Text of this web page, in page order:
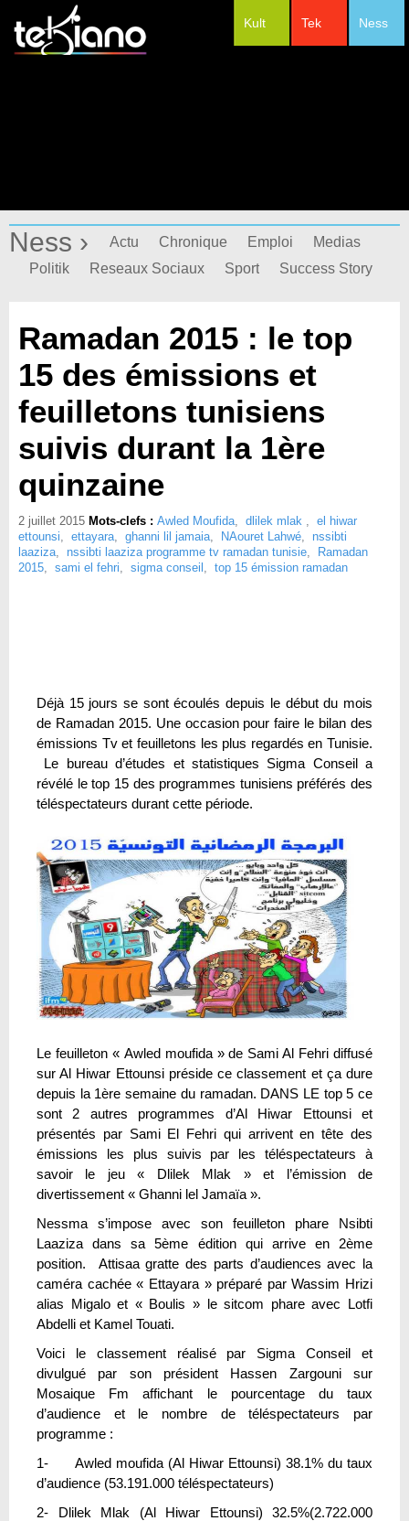
Ness
Tek
Kult
Ness › Actu Chronique Emploi
Medias
Politik
Reseaux Sociaux Sport Success Story
Ramadan 2015 : le top
15 des émissions et
feuilletons tunisiens
suivis durant la 1ère
quinzaine
2 juillet 2015 Mots-clefs : Awled Moufida, dlilek mlak , el hiwar
ettounsi, ettayara, ghanni lil jamaia, NAouret Lahwé, nssibti
laaziza, nssibti laaziza programme tv ramadan tunisie,
Ramadan
2015, sami el fehri, sigma conseil , top 15 émission ramadan
Déjà 15 jours se sont écoulés depuis le début du mois
de Ramadan 2015. Une occasion pour faire le bilan des
émissions Tv et feuilletons les plus regardés en Tunisie.
Le bureau d’études et statistiques Sigma Conseil a
révélé le top 15 des programmes tunisiens préférés des
téléspectateurs durant cette période.
Le feuilleton « Awled moufida » de Sami Al Fehri diffusé
sur Al Hiwar Ettounsi préside ce classement et ça dure
depuis la 1ère semaine du ramadan. DANS LE top 5 ce
sont 2 autres programmes d’Al Hiwar Ettounsi et
présentés par Sami El Fehri qui arrivent en tête des
émissions les plus suivis par les téléspectateurs à
savoir le jeu « Dlilek Mlak » et l’émission de
divertissement « Ghanni lel Jamaïa ».
Nessma s’impose avec son feuilleton phare Nsibti
Laaziza dans sa 5ème édition qui arrive en 2ème
position. Attisaa gratte des parts d’audiences avec la
caméra cachée « Ettayara » préparé par Wassim Hrizi
alias Migalo et « Boulis » le sitcom phare avec Lotfi
Abdelli et Kamel Touati.
Voici le classement réalisé par Sigma Conseil et
divulgué par son président Hassen Zargouni sur
Mosaique Fm affichant le pourcentage du taux
d’audience et le nombre de téléspectateurs par
programme :
1- Awled moufida (Al Hiwar Ettounsi) 38.1% du taux
d’audience (53.191.000 téléspectateurs)
2- Dlilek Mlak (Al Hiwar Ettounsi) 32.5%(2.722.000